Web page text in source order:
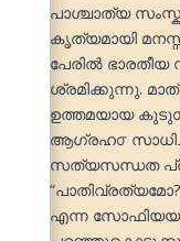
പാശ്ചാത്യ
കൃത്യമായി
പേരിൽ
ശ്രമിക്കുന്നു.
ഉത്തമയായ
ആഗ്രഹ൦
സത്യസന്ധത
എന്ന